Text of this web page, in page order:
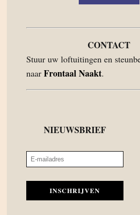
CONTACT
Stuur uw loftuitingen en
naar Frontaal Naakt.
NIEUWSBRIEF
INSCHRIJVEN